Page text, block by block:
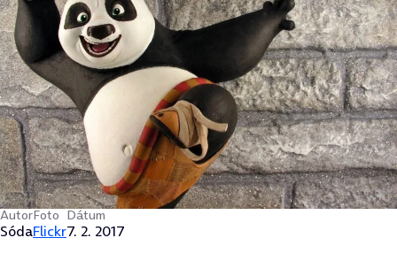
Autor
Sóda
Foto
Flickr
Dátum
7. 2. 2017